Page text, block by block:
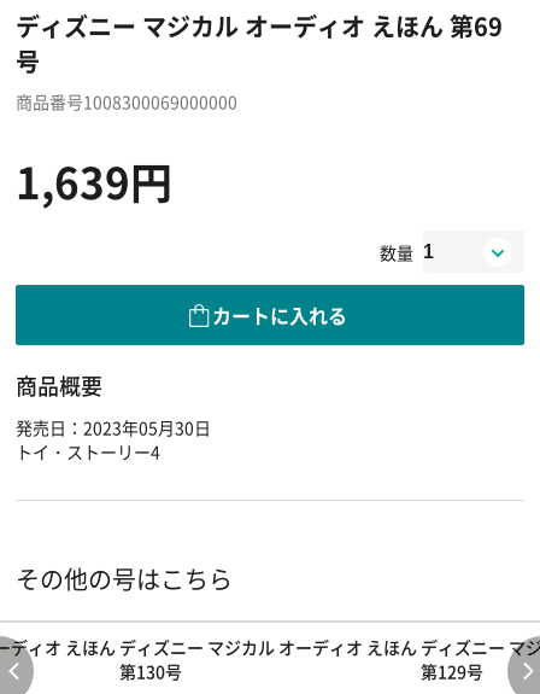
ディズニー マジカル オーディオ えほん 第69
号
商品番号1008300069000000
1,639円
数量
カートに入れる
商品概要
発売日：2023年05月30日
トイ・ストーリー4
その他の号はこちら
ディオ えほん ディズニー マジカル オーディオ えほん
第130号
ディズニー マ
第129号